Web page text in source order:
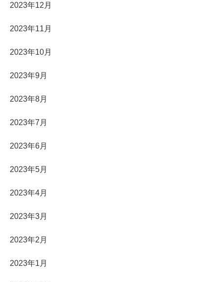
2023年12月
2023年11月
2023年10月
2023年9月
2023年8月
2023年7月
2023年6月
2023年5月
2023年4月
2023年3月
2023年2月
2023年1月